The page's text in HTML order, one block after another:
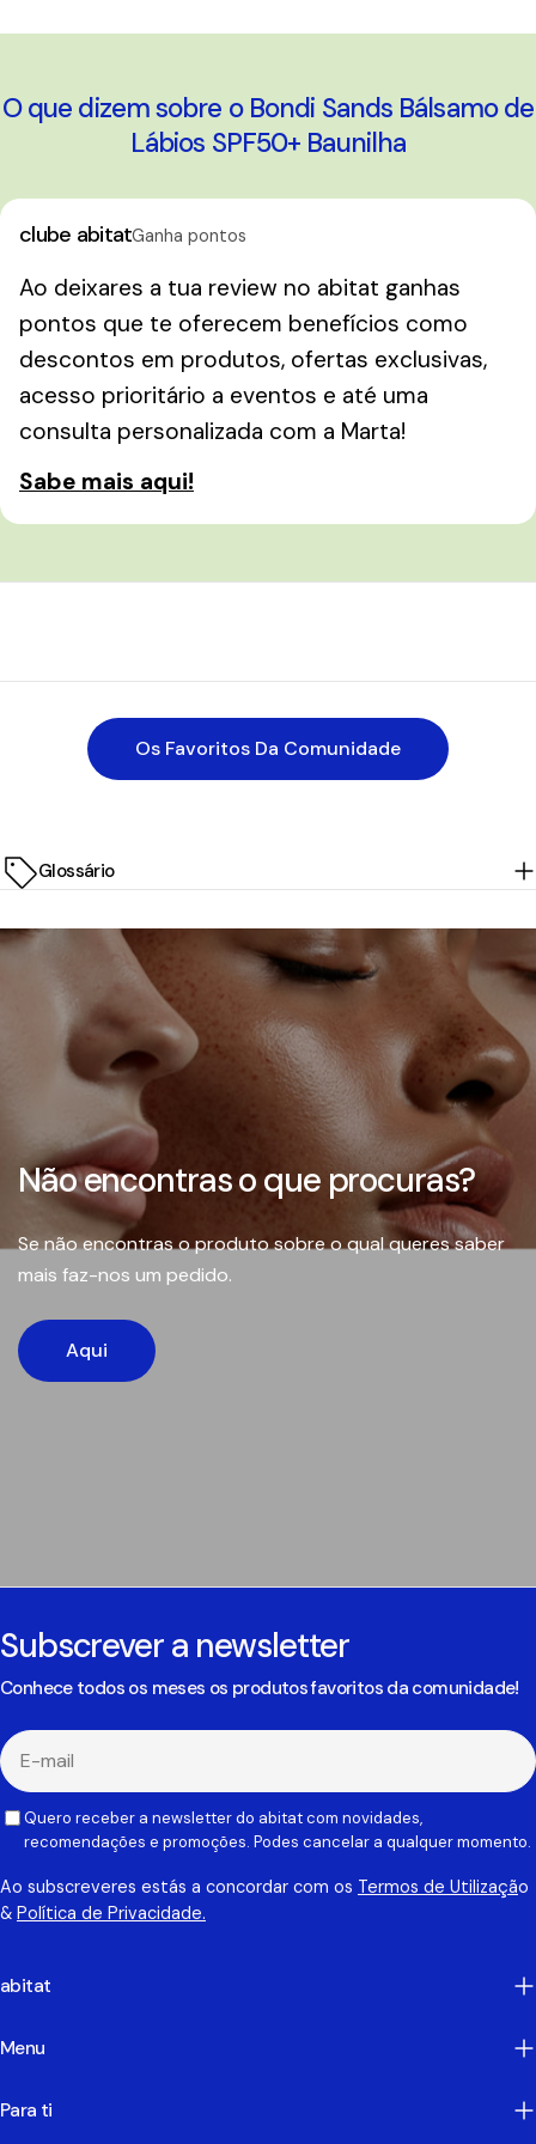
O que dizem sobre o Bondi Sands Bálsamo de
Lábios SPF50+ Baunilha
clube abitatGanha pontos
Ao deixares a tua review no abitat ganhas
pontos que te oferecem benefícios como
descontos em produtos, ofertas exclusivas,
acesso prioritário a eventos e até uma
consulta personalizada com a Marta!
Sabe mais aqui!
Os Favoritos Da Comunidade
Glossário
Não encontras o que procuras?
Se não encontras o produto sobre o qual queres saber
mais faz-nos um pedido.
Aqui
Subscrever a newsletter
Conhece todos os meses os produtos favoritos da comunidade!
E-
mail
Quero receber a newsletter do abitat com novidades,
recomendações e promoções. Podes cancelar a qualquer momento.
Ao subscreveres estás a concordar com os Termos de Utilização
& Política de Privacidade.
abitat
Menu
Para ti